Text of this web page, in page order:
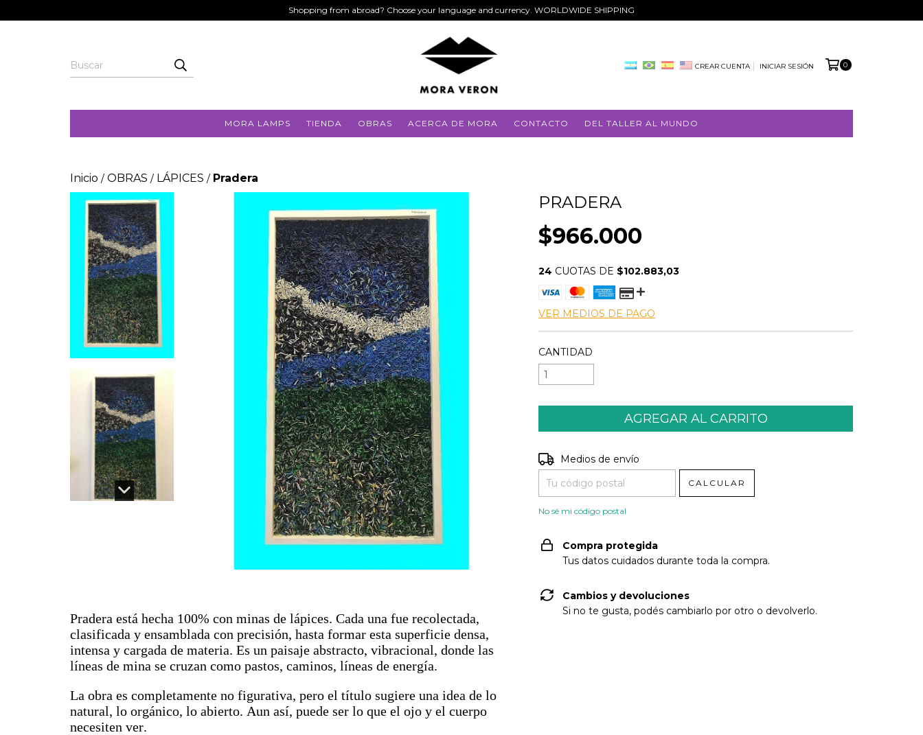
Shopping from abroad? Choose your language and currency. WORLDWIDE SHIPPING
CREAR CUENTA INICIAR SESIÓN 0
MORA LAMPS TIENDA OBRAS ACERCA DE MORA CONTACTO DEL TALLER AL MUNDO
Inicio / OBRAS / LÁPICES / Pradera
Pradera está hecha 100% con minas de lápices. Cada una fue recolectada,
clasificada y ensamblada con precisión, hasta formar esta superficie densa,
intensa y cargada de materia. Es un paisaje abstracto, vibracional, donde las
líneas de mina se cruzan como pastos, caminos, líneas de energía.
La obra es completamente no figurativa, pero el título sugiere una idea de lo
natural, lo orgánico, lo abierto. Aun así, puede ser lo que el ojo y el cuerpo
necesiten ver.
PRADERA
$966.000
24 CUOTAS DE $102.883,03
VER MEDIOS DE PAGO
CANTIDAD
Entregas para el CP:
Medios de envío
CALCULAR
No sé mi código postal
Compra protegida
Tus datos cuidados durante toda la compra.
Cambios y devoluciones
Si no te gusta, podés cambiarlo por otro o devolverlo.